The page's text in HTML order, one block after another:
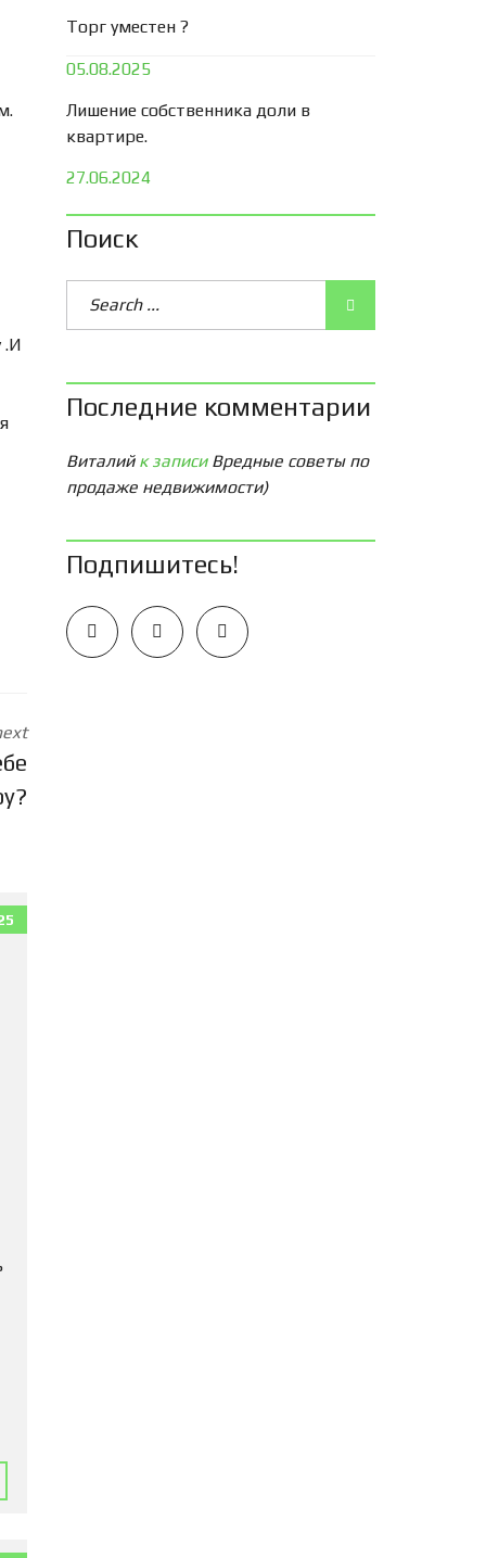
.И
Торг уместен ?
05.08.2025
Лишение собственника доли в
квартире.
27.06.2024
Поиск
Последние комментарии
Виталийк записи Вредные советы по
продаже недвижимости)
Подпишитесь!